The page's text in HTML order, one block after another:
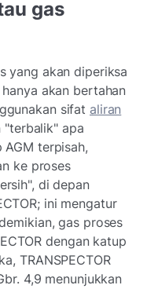
gas
yang akan diperiksa
akan bertahan
sifat aliran
"terbalik" apa
terpisah,
ke proses
di depan
ini mengatur
gas proses
dengan katup
TRANSPECTOR
4,9 menunjukkan